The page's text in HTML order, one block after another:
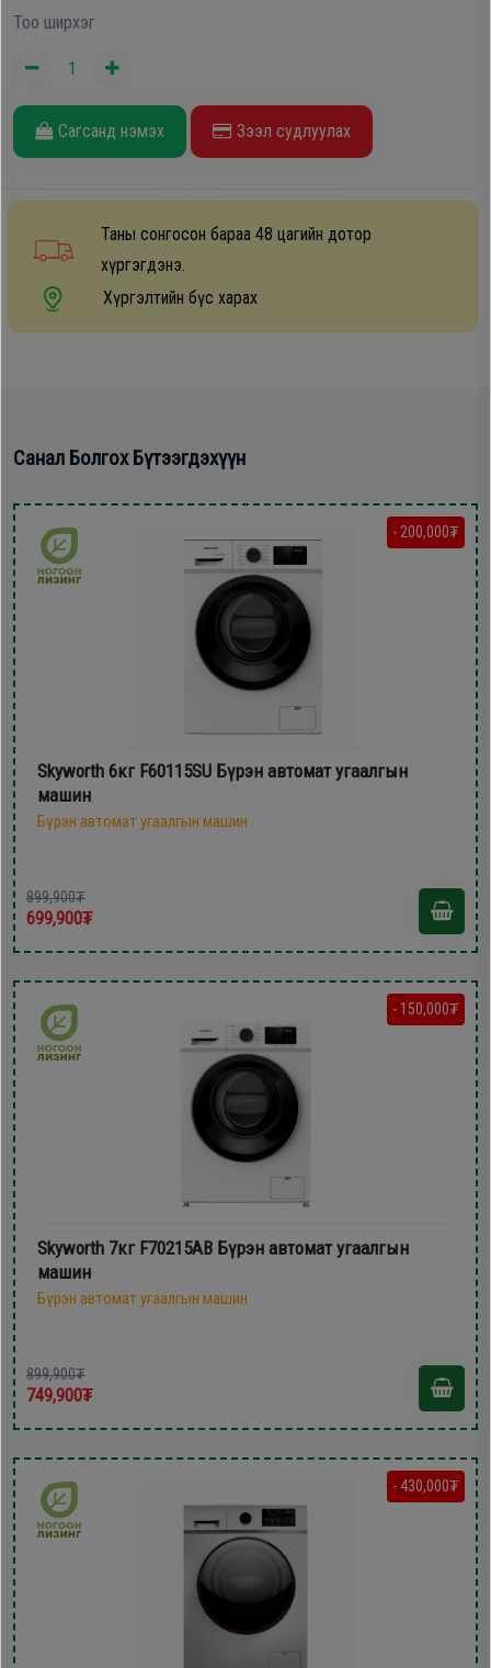
Тоо ширхэг
Сагсанд нэмэх Зээл судлуулах
Таны сонгосон бараа 48 цагийн дотор
хүргэгдэнэ.
Хүргэлтийн бүс харах
Санал Болгох Бүтээгдэхүүн
- 200,000₮
Skyworth 6кг F60115SU Бүрэн автомат угаалгын
машин
Бүрэн автомат угаалгын машин
899,900₮
699,900₮
- 150,000₮
Skyworth 7кг F70215AB Бүрэн автомат угаалгын
машин
Бүрэн автомат угаалгын машин
899,900₮
749,900₮
- 430,000₮